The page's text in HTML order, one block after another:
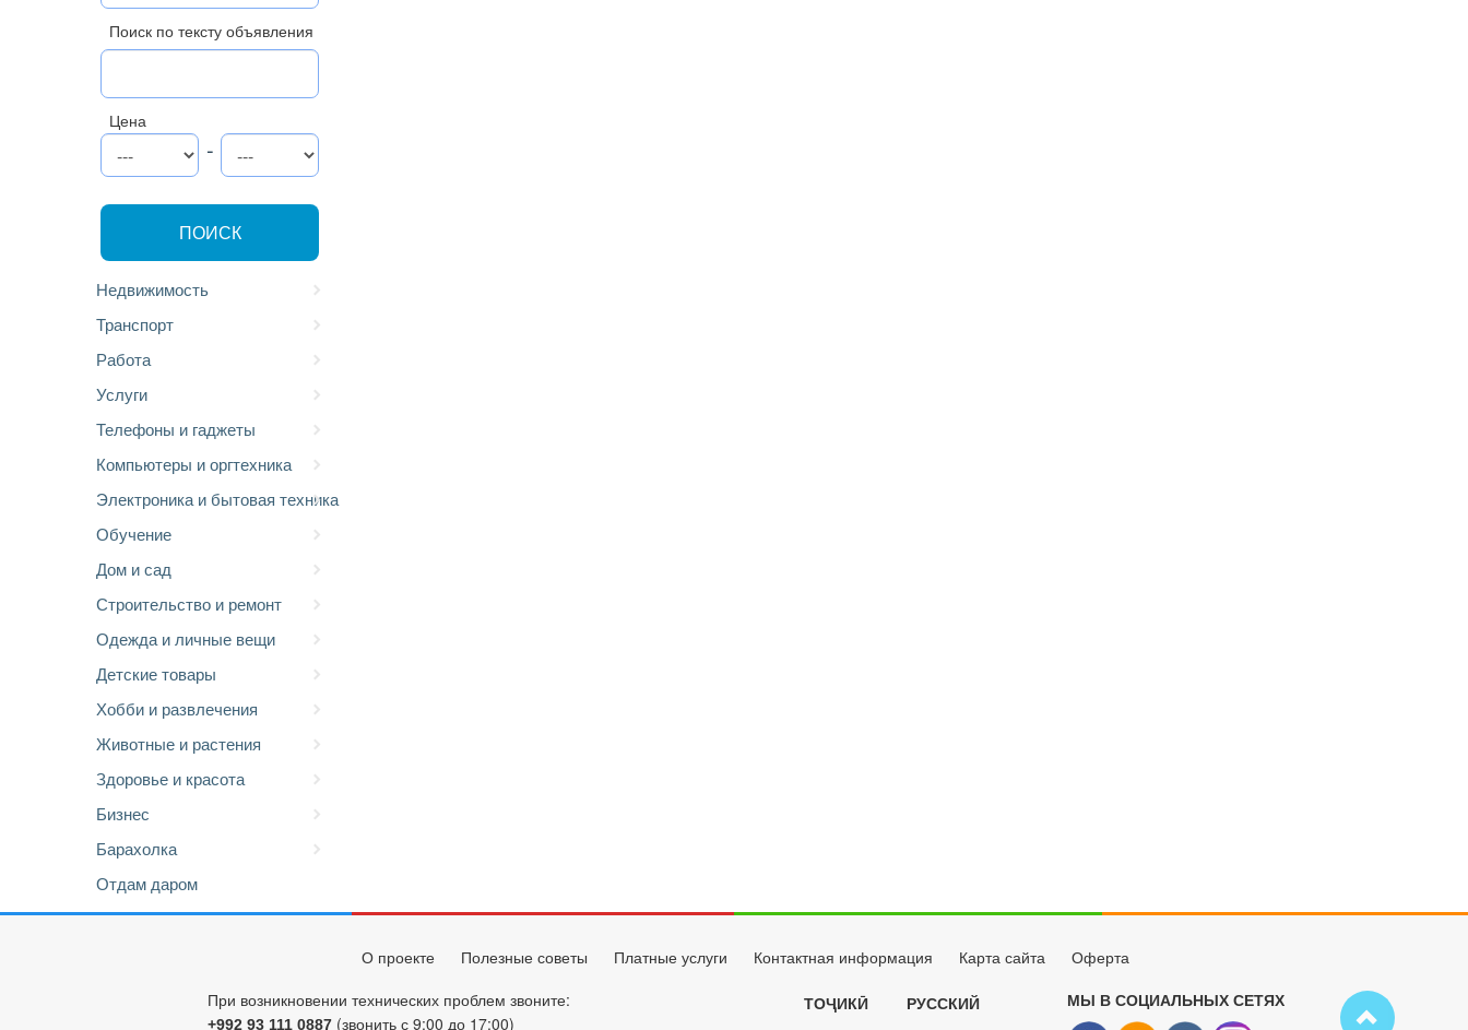
Поиск по тексту объявления
Цена
-
ПОИСК
Недвижимость
Транспорт
Работа
Услуги
Телефоны и гаджеты
Компьютеры и оргтехника
Электроника и бытовая техника
Обучение
Дом и сад
Строительство и ремонт
Одежда и личные вещи
Детские товары
Хобби и развлечения
Животные и растения
Здоровье и красота
Бизнес
Барахолка
Отдам даром
О проекте Полезные советы Платные услуги Контактная информация Карта сайта Оферта
При возникновении технических проблем звоните:
+992 93 111 0887 (звонить с 9:00 до 17:00)
ТОҶИКӢ РУССКИЙ МЫ В СОЦИАЛЬНЫХ СЕТЯХ